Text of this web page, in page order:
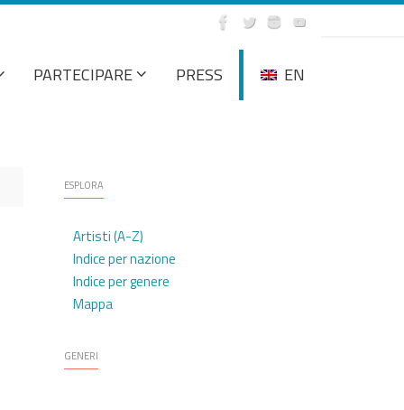
PARTECIPARE PRESS EN
ESPLORA
Artisti (A-Z)
Indice per nazione
Indice per genere
Mappa
GENERI